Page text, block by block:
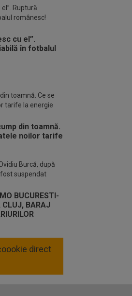
Ruptură
românesc!
toamnă. Ce se
tarife la energie
Burcă, după
suspendat
direct